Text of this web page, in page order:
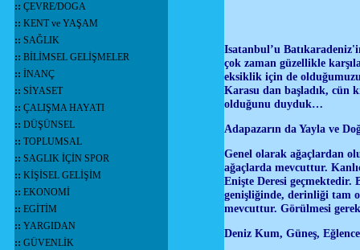
:: ÇEVRE/DOGA
:: KENT ve YAŞAM
:: SAĞLIK
:: BİLİMSEL GELİŞMELER
:: İNANÇ
:: SİYASET
:: ÇALIŞMA HAYATI
:: DÜŞÜNSEL
:: TOPLUMSAL
:: SAGLIK İÇİN SPOR
:: KİŞİSEL GELİŞİM
:: EKONOMİ
:: EGİTİM
:: YARGIDAN
:: GÜVENLİK
Isatanbul’u
çok zaman güzellikle
eksiklik için de
Karasu dan başladık, cün
olduğunu duyduk…
Adapazarın da Yayla ve
Genel olarak ağaçlardan
ağaçlarda mevcuttur.
Enişte Deresi
genişliğinde, derinliği tam
mevcuttur. Görülmesi
Deniz Kum, Güneş, Eğlence